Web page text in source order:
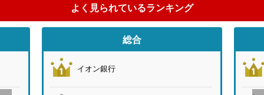
よく見られているランキング
総合
イオン銀行